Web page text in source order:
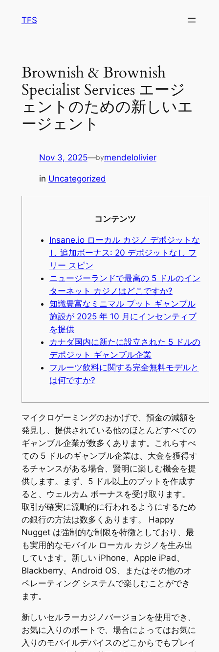
TFS
Brownish & Brownish
Specialist Services エージ
ェントのための新しいエ
ージェント
Nov 3, 2025—bymendelolivier
in Uncategorized
コンテンツ
Insane.io ローカル カジノ デポジットな
し 追加ボーナス: 20 デポジットなし フ
リー スピン
ニュージーランドで最高の 5 ドルのイン
ターネット カジノはどこですか?
知識豊富なミニマル プット ギャンブル
施設が 2025 年 10 月にインセンティブ
を提供
カナダ国内に新たに設立された 5 ドルの
デポジット ギャンブル企業
フルーツ飲料に関する完全無料モデルと
は何ですか?
マイクロゲーミングのおかげで、預金の減額を
発見し、提供されている他のほとんどすべての
ギャンブル企業が数多くあります。これらすべ
ての 5 ドルのギャンブル企業は、大金を獲得す
るチャンスがある場合、賢明に楽しむ機会を提
供します。まず、5 ドル以上のプットを作成す
ると、ウェルカム ボーナスを受け取ります。
取引が確実に流動的に行われるようにするため
の銀行の方法は数多くあります。 Happy
Nugget は強制的な制限を特徴としており、最
も実用的なモバイル ローカル カジノを生み出
しています。新しい iPhone、Apple iPad、
Blackberry、Android OS、またはその他のオ
ペレーティング システムで楽しむことができ
ます。
新しいセルラーカジノバージョンを使用でき、
お気に入りのポートで、場合によってはお気に
入りのモバイルデバイスのどこからでもプレイ